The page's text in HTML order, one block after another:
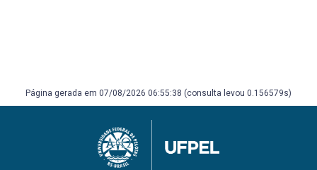
Página gerada em 07/08/2026 06:55:38 (consulta levou 0.156579s)